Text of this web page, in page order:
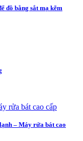
đồ bằng sắt mạ kẽm
– Máy rửa bát cao